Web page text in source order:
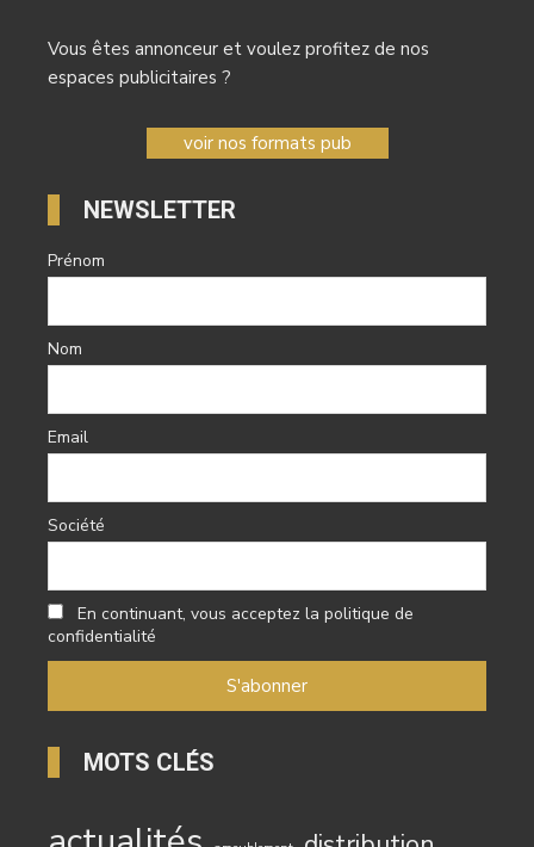
Vous êtes annonceur et voulez profitez de nos
espaces publicitaires ?
voir nos formats pub
NEWSLETTER
Prénom
Nom
Email
Société
En continuant, vous acceptez la politique de
confidentialité
MOTS CLÉS